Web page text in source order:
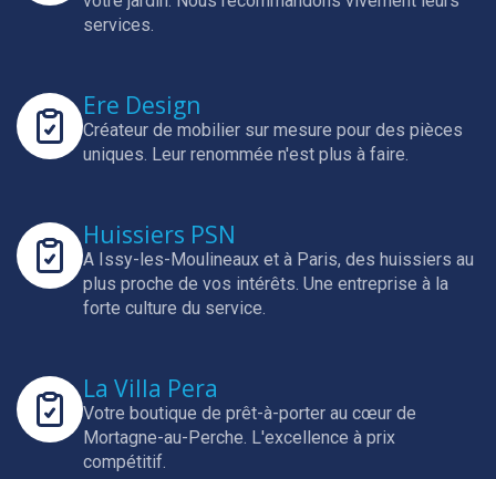
services.
Ere Design
Créateur de mobilier sur mesure pour des pièces
uniques. Leur renommée n'est plus à faire.
Huissiers PSN
A Issy-les-Moulineaux et à Paris, des huissiers au
plus proche de vos intérêts. Une entreprise à la
forte culture du service.
La Villa Pera
Votre boutique de prêt-à-porter au cœur de
Mortagne-au-Perche. L'excellence à prix
compétitif.